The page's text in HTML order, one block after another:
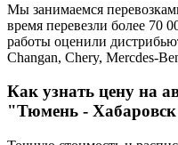
Мы занимаемся
время перевезли более 70
работы оценили
Changan, Chery, Mercdes-
Как узнать цену на
"Тюмень -